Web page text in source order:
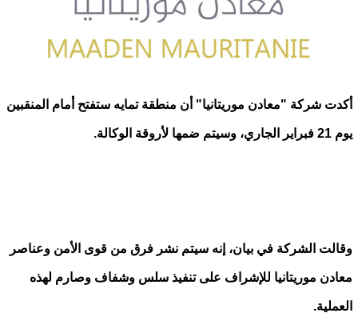
أكدت شركة "معادن موريتانيا" أن منطقة تمايه ستفتح أمام المنقبين
يوم 21 فبراير الجاري، وسيتم ضمها لأروقة الوكالة.
وقالت الشركة في بيان، إنه سيتم نشر فرق من قوى الأمن وعناصر
معادن موريتانيا للإشراف على تنفيذ سلس وشفاف وصارم لهذه
العملية.